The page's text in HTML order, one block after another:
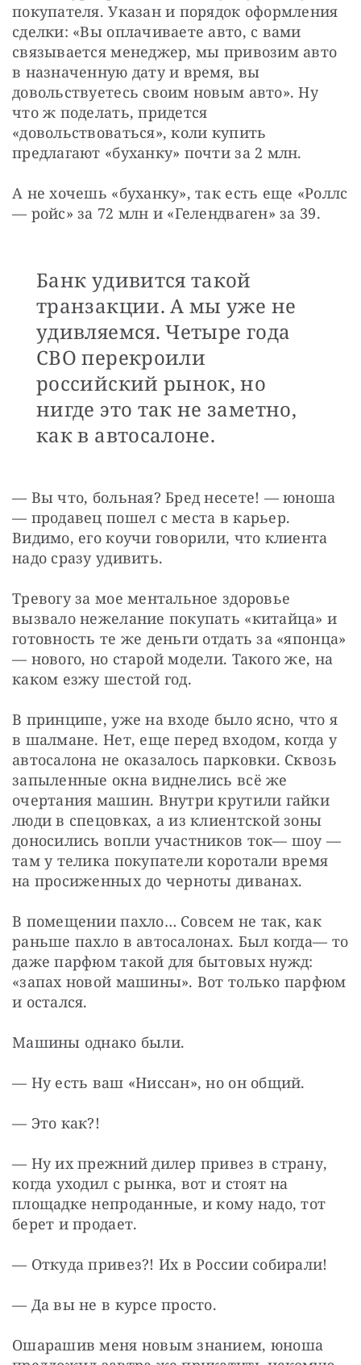
покупателя. Указан и порядок оформления
сделки: «Вы оплачиваете авто, с вами
связывается менеджер, мы привозим авто
в назначенную дату и время, вы
довольствуетесь своим новым авто». Ну
что ж поделать, придется
«довольствоваться», коли купить
предлагают «буханку» почти за 2 млн.
А не хочешь «буханку», так есть еще «Роллс
— ройс» за 72 млн и «Гелендваген» за 39.
Банк удивится такой
транзакции. А мы уже не
удивляемся. Четыре года
СВО перекроили
российский рынок, но
нигде это так не заметно,
как в автосалоне.
— Вы что, больная? Бред несете! — юноша
— продавец пошел с места в карьер.
Видимо, его коучи говорили, что клиента
надо сразу удивить.
Тревогу за мое ментальное здоровье
вызвало нежелание покупать «китайца» и
готовность те же деньги отдать за «японца»
— нового, но старой модели. Такого же, на
каком езжу шестой год.
В принципе, уже на входе было ясно, что я
в шалмане. Нет, еще перед входом, когда у
автосалона не оказалось парковки. Сквозь
запыленные окна виднелись всё же
очертания машин. Внутри крутили гайки
люди в спецовках, а из клиентской зоны
доносились вопли участников ток— шоу —
там у телика покупатели коротали время
на просиженных до черноты диванах.
В помещении пахло… Совсем не так, как
раньше пахло в автосалонах. Был когда— то
даже парфюм такой для бытовых нужд:
«запах новой машины». Вот только парфюм
и остался.
Машины однако были.
— Ну есть ваш «Ниссан», но он общий.
— Это как?!
— Ну их прежний дилер привез в страну,
когда уходил с рынка, вот и стоят на
площадке непроданные, и кому надо, тот
берет и продает.
— Откуда привез?! Их в России собирали!
— Да вы не в курсе просто.
Ошарашив меня новым знанием, юноша